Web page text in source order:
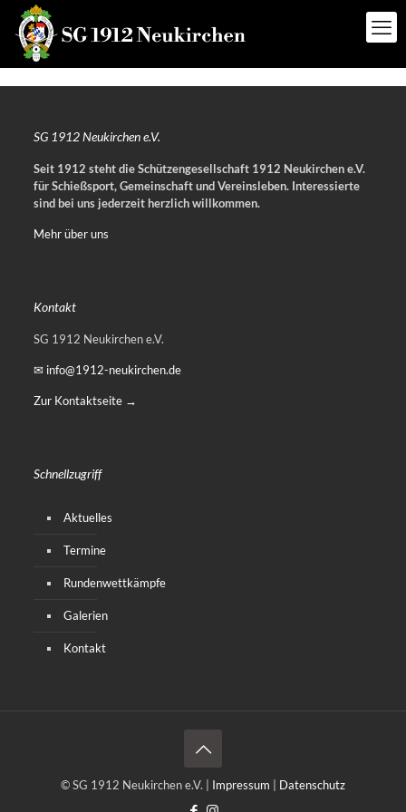
SG 1912 Neukirchen e.V.
Seit 1912 steht die Schützengesellschaft 1912 Neukirchen e.V.
für Schießsport, Gemeinschaft und Vereinsleben. Interessierte
sind bei uns jederzeit herzlich willkommen.
Mehr über uns
Kontakt
SG 1912 Neukirchen e.V.
✉ info@1912-neukirchen.de
Zur Kontaktseite →
Schnellzugriff
Aktuelles
Termine
Rundenwettkämpfe
Galerien
Kontakt
© SG 1912 Neukirchen e.V. | Impressum Datenschutz